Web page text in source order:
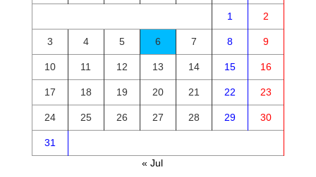
1
2
3 4 5 6 7 8 9
10 11 12 13 14 15 16
17 18 19 20 21 22 23
24 25 26 27 28 29 30
31
« Jul